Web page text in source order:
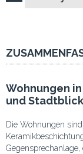
Wohnungen
und
Die Wohnungen